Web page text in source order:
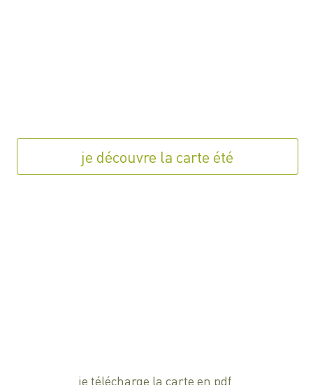
je découvre la carte été
je télécharge la carte en pdf